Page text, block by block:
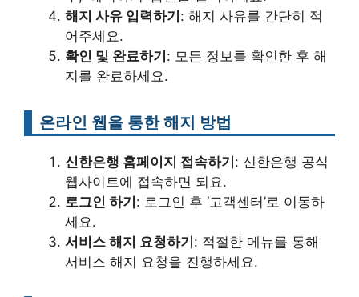
해지 사유 입력하기 : 해지 사유를 간단히 적
어주세요.
확인 및 완료하기 : 모든 정보를 확인한 후 해
지를 완료하세요.
온라인 웹을 통한 해지 방법
신한은행 홈페이지 접속하기 : 신한은행 공식
웹사이트에 접속하면 되요.
로그인 하기 : 로그인 후 ‘고객센터’로 이동하
세요.
서비스 해지 요청하기 : 적절한 메뉴를 통해
서비스 해지 요청을 진행하세요.